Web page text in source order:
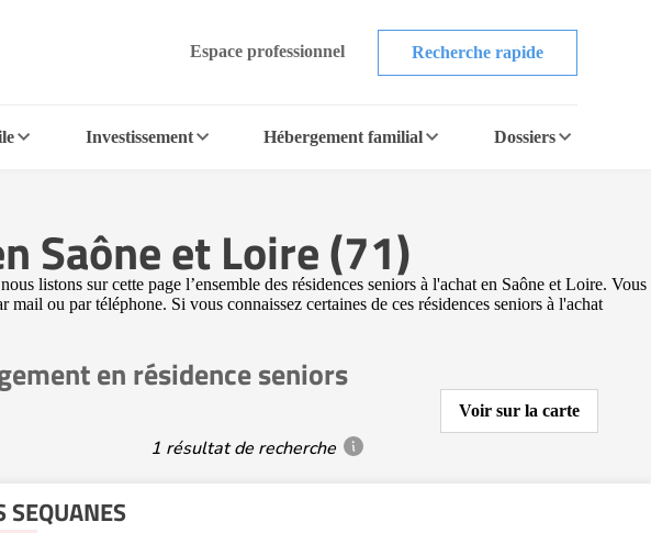
Espace professionnel Recherche rapide
Investissement Hébergement familial Dossiers
Saône et Loire (71)
listons sur cette page l’ensemble des résidences seniors à l'achat en Saône et Loire. Vous
ou par téléphone. Si vous connaissez certaines de ces résidences seniors à l'achat
en résidence seniors
1 résultat de recherche
Voir sur la carte
SEQUANES